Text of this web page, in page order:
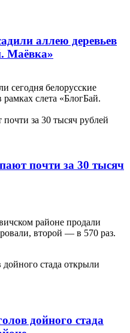
аллею деревьев
Маёвка»
сегодня белорусские
слета «БлогБай.
почти за 30 тысяч
районе продали
второй — в 570 раз.
дойного стада